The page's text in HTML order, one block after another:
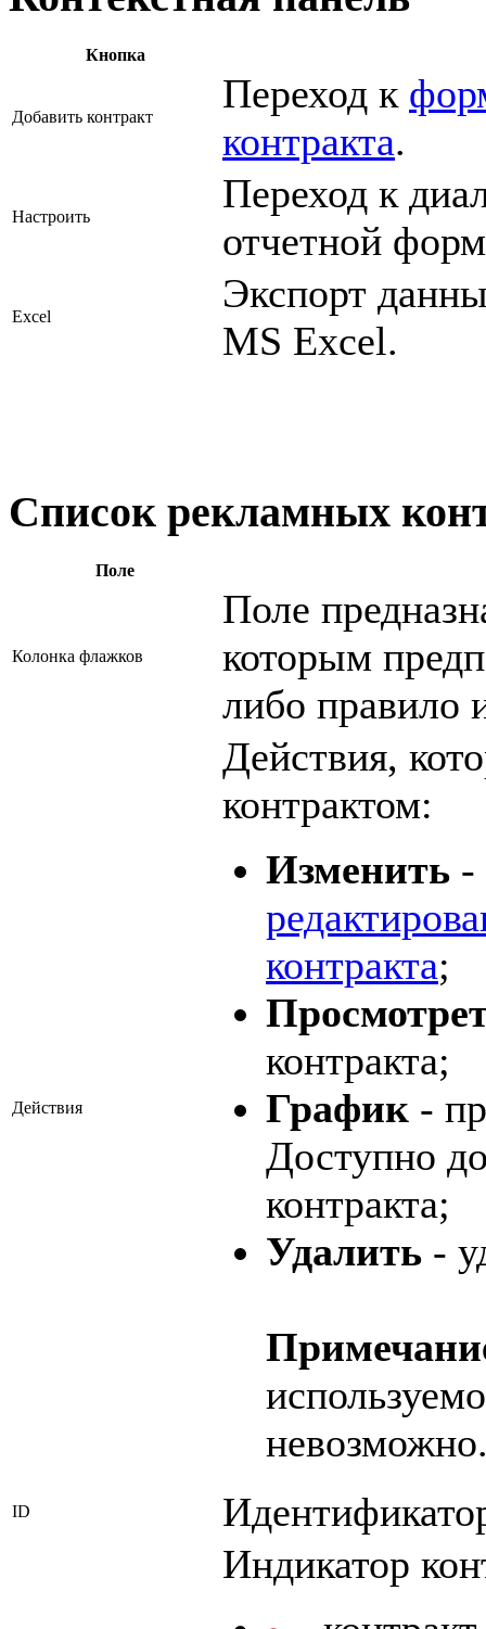
Кнопка
Добавить контракт
Переход к
контракта.
Настроить
Переход к
отчетной
Excel
Экспорт
MS Excel.
Список рекламных
Поле
Колонка флажков
Поле
которым
либо правило
Действия
Действия,
контрактом:
Изменить -
контракта;
контракта;
График -
Доступно
контракта;
Удалить -
ID
Индикатор